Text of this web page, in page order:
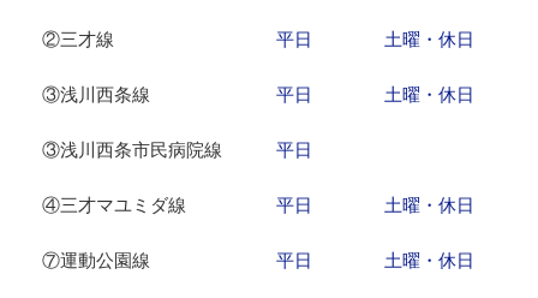
②三才線 平日 土曜・休日
③浅川西条線 平日 土曜・休日
③浅川西条市民病院線 平日
④三才マユミダ線 平日 土曜・休日
⑦運動公園線 平日 土曜・休日